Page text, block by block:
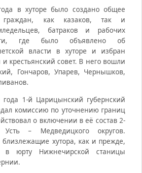
в хуторе было создано общее
граждан, как казаков, так и
батраков и рабочих
где было объявлено об
власти в хуторе и избран
и крестьянский совет. В него вошли
Гончаров, Упарев, Чернышков,
1-й Царицынский губернский
комиссию по уточнению границ
о включении в её состав 2-
– Медведицкого округов.
хутора, как и прежде,
в юрту Нижнечирской станицы